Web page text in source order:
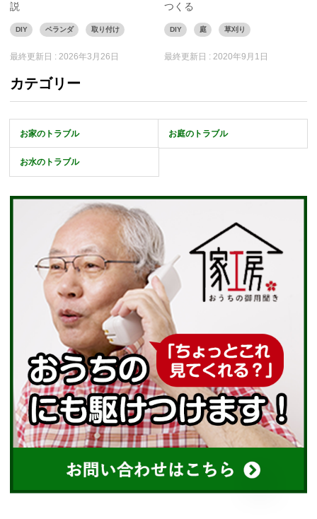
説
DIY ベランダ 取り付け
最終更新日 : 2026年3月26日
つくる
DIY 庭 草刈り
最終更新日 : 2020年9月1日
カテゴリー
お家のトラブル お庭のトラブル
お水のトラブル